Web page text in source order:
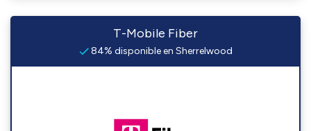
T-Mobile Fiber
84% disponible en Sherrelwood